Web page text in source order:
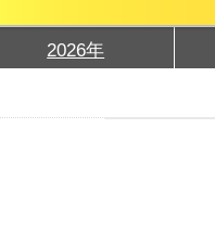
2026年